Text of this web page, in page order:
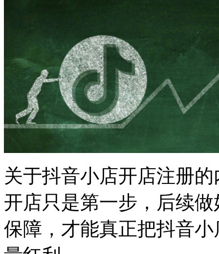
关于抖音小店开店注册
开店只是第一步，后续
保障，才能真正把抖音